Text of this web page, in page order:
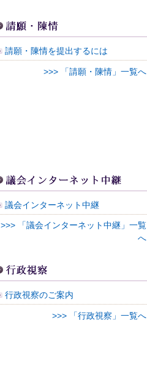
請願・陳情を提出するには
>>> 「請願・陳情」一覧へ
議会インターネット中継
>>> 「議会インターネット中継」一覧
へ
行政視察のご案内
>>> 「行政視察」一覧へ